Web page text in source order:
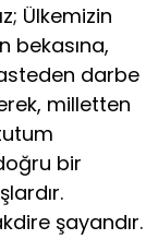
Ülkemizin
bekasına,
darbe
milletten
bir
şayandır.